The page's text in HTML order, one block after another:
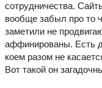
сотрудничества.
вообще забыл про то
заметили не
аффинированы. Есть
коем разом не
Вот такой он